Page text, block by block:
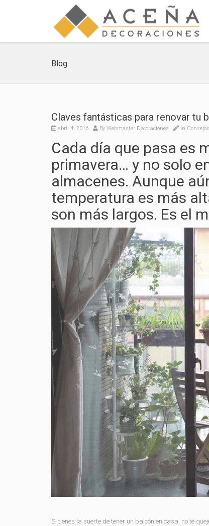
Blog
Claves fantásticas para renovar tu
abril 4, 2016 By Webmaster Decoraciones In
Cada día que pasa es
primavera… y no solo
almacenes. Aunque
temperatura es más
son más largos. Es el
Si tienes la suerte de tener un balcón en casa, no te